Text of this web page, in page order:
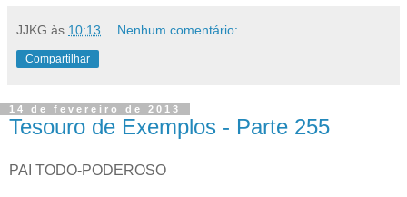
JJKG às 10:13 Nenhum comentário:
Compartilhar
14 de fevereiro de 2013
Tesouro de Exemplos - Parte 255
PAI TODO-PODEROSO